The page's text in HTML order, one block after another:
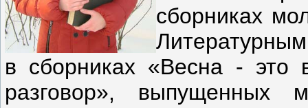
сборниках
в сборниках «Весна - это
разговор», выпущенных